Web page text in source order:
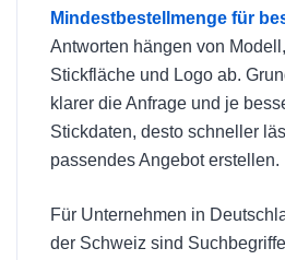
Mindestbestellmenge für
Antworten hängen von
Stickfläche und Logo ab.
klarer die Anfrage und je
Stickdaten, desto schneller
passendes Angebot erstellen.
Für Unternehmen in
der Schweiz sind